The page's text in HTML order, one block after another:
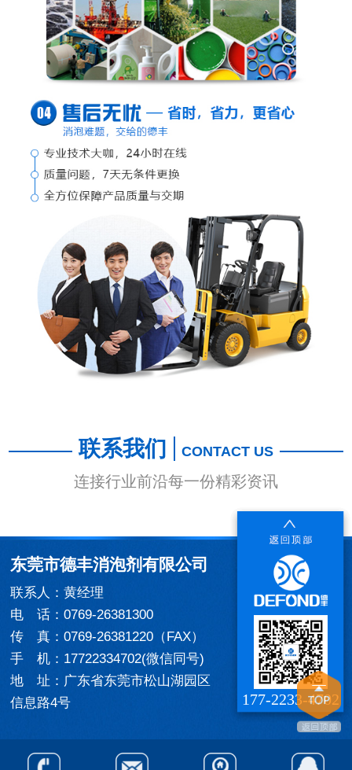
联系我们 CONTACT US
连接行业前沿每一份精彩资讯
东莞市德丰消泡剂有限公司
联系人：黄经理
电 话：0769-26381300
传 真：0769-26381220（FAX）
手 机：17722334702(微信同号)
地 址：广东省东莞市松山湖园区
信息路4号
177-2233-4702